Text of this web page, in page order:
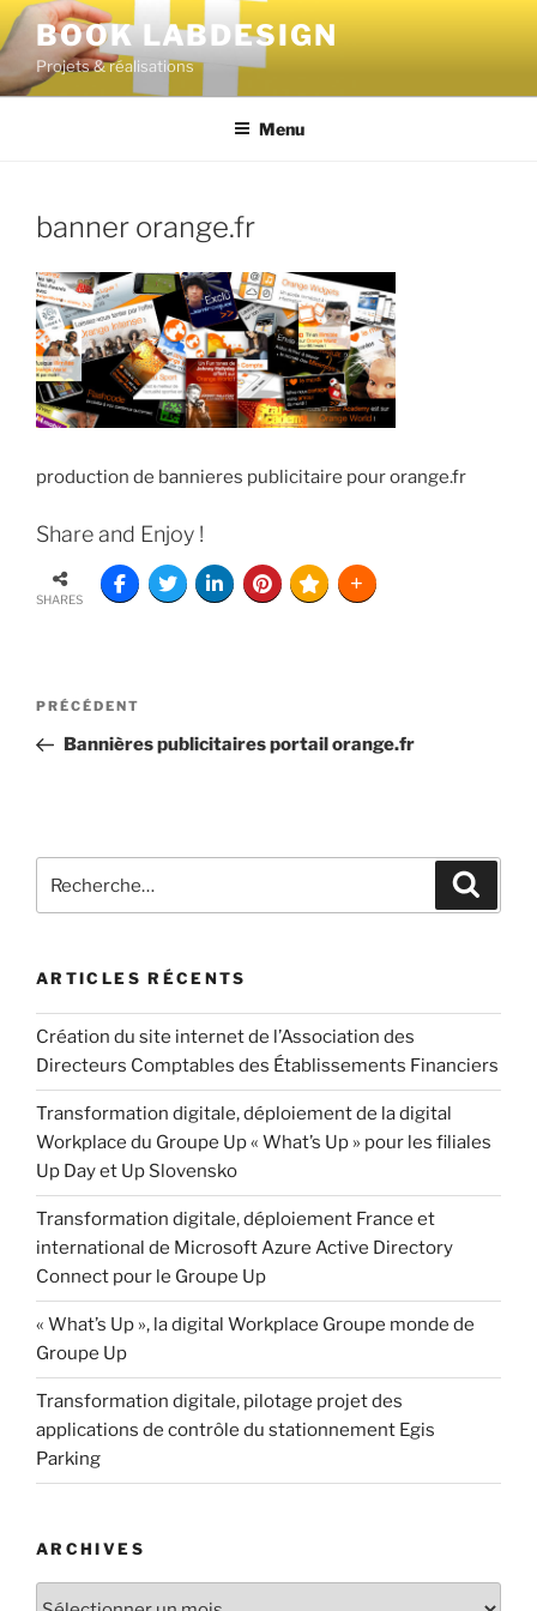
BOOK LABDESIGN
Projets & réalisations
Menu
banner orange.fr
production de bannieres publicitaire pour orange.fr
Share and Enjoy !
SHARES
PRÉCÉDENT
Bannières publicitaires portail orange.fr
ARTICLES RÉCENTS
Création du site internet de l’Association des
Directeurs Comptables des Établissements Financiers
Transformation digitale, déploiement de la digital
Workplace du Groupe Up « What’s Up » pour les filiales
Up Day et Up Slovensko
Transformation digitale, déploiement France et
international de Microsoft Azure Active Directory
Connect pour le Groupe Up
« What’s Up », la digital Workplace Groupe monde de
Groupe Up
Transformation digitale, pilotage projet des
applications de contrôle du stationnement Egis
Parking
ARCHIVES